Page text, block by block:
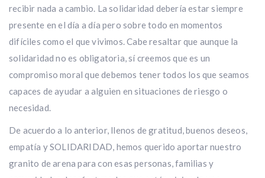
recibir nada a cambio. La solidaridad debería estar siempre
presente en el día a día pero sobre todo en momentos
difíciles como el que vivimos. Cabe resaltar que aunque la
solidaridad no es obligatoria, sí creemos que es un
compromiso moral que debemos tener todos los que seamos
capaces de ayudar a alguien en situaciones de riesgo o
necesidad.
De acuerdo a lo anterior, llenos de gratitud, buenos deseos,
empatía y SOLIDARIDAD, hemos querido aportar nuestro
granito de arena para con esas personas, familias y